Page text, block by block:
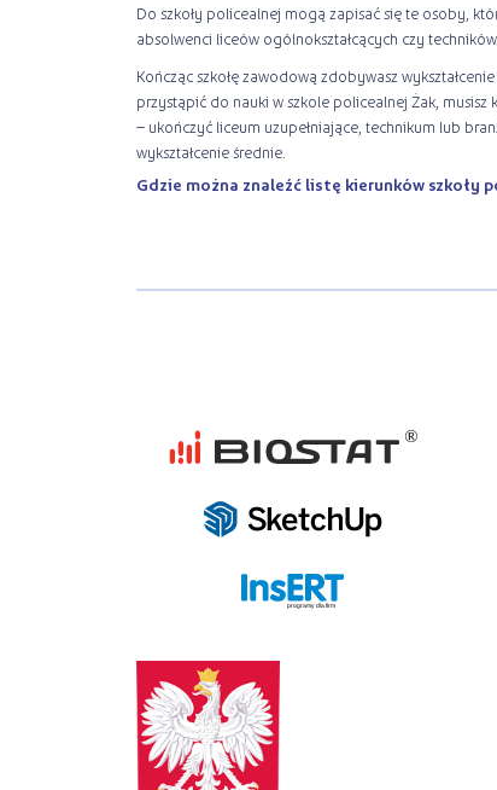
Do szkoły policealnej mogą zapisać się te osoby,
absolwenci liceów ogólnokształcących czy techników.
Kończąc szkołę zawodową zdobywasz
przystąpić do nauki w szkole policealnej Żak,
– ukończyć liceum uzupełniające, technikum lub
wykształcenie średnie.
Gdzie można znaleźć listę kierunków szkoły
programy dla firm